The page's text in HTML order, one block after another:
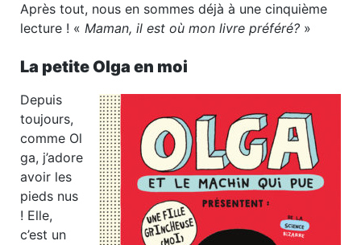
Après tout, nous en sommes déjà à une cinquième
lecture ! « Maman, il est où mon livre préféré? »
La petite Olga en moi
Depuis
toujours,
comme Ol
ga, j’adore
avoir les
pieds nus
! Elle,
c’est un